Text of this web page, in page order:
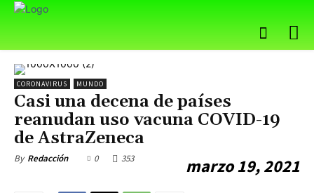
CORONAVIRUS MUNDO
Casi una decena de países
reanudan uso vacuna COVID-19
de AstraZeneca
By Redacción marzo 19, 2021
0 353